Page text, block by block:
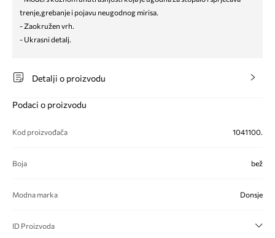
trenje,grebanje i pojavu neugodnog mirisa.
- Zaokružen vrh.
- Ukrasni detalj.
Detalji o proizvodu
Podaci o proizvodu
Kod proizvođača 1041100.
Boja bež
Modna marka Donsje
ID Proizvoda